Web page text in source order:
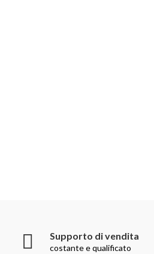
Supporto di vendita
costante e qualificato